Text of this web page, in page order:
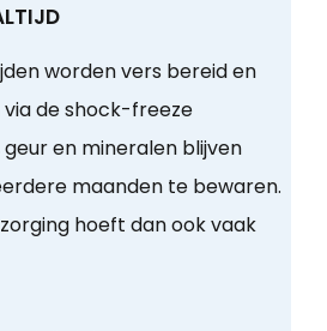
worden vers bereid en
de shock-freeze
en mineralen blijven
maanden te bewaren.
hoeft dan ook vaak